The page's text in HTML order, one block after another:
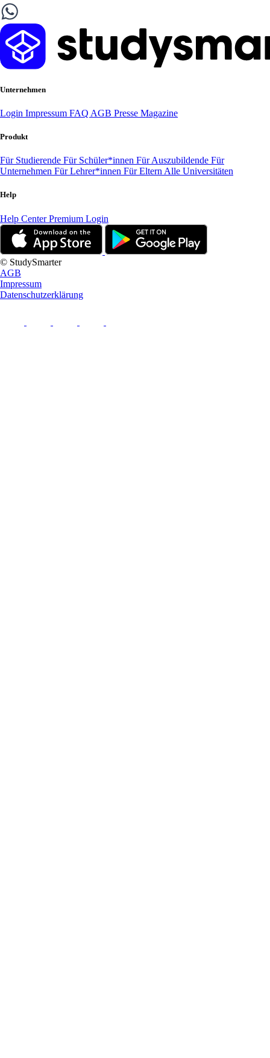
Unternehmen
Login Impressum FAQ AGB Presse Magazine
Produkt
Für Studierende Für Schüler*innen Für Auszubildende Für
Unternehmen Für Lehrer*innen Für Eltern Alle Universitäten
Help
Help CenterPremium Login
© StudySmarter
AGB
Impressum
Datenschutzerklärung